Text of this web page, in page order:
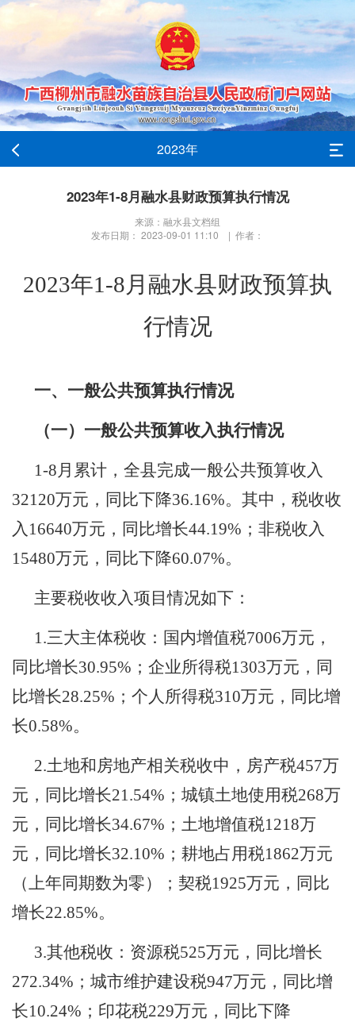
2023年
2023年1-8月融水县财政预算执行情况
来源：融水县文档组
发布日期： 2023-09-01 11:10 | 作者：
2023年1-8月融水县财政预算执
行情况
一、一般公共预算执行情况
（一）一般公共预算收入执行情况
1-8月累计， 全县完成一般公共预算收入
32120万元，同比下降36.16%。其中，税收收
入 16640万元，同比增长44.19% ；非税收入
15480万元，同比下降60.07%。
主要税收收入项目情况如下：
1.三大主体税收：国内增值税7006万元，
同比增长30.95% ；企业所得税1303万元，同
比增长28.25% ；个人所得税310万元，同比增
长0.58%。
2.土地和房地产相关税收中，房产税457万
元，同比增长21.54% ；城镇土地使用税268万
元，同比增长34.67% ；土地增值税1218万
元，同比增长32.10% ；耕地占用税1862万元
（上年同期数为零）；契税1925万元，同比
增长22.85%。
3.其他税收：资源税525万元，同比增长
272.34% ；城市维护建设税947万元，同比增
长10.24% ；印花税229万元，同比下降